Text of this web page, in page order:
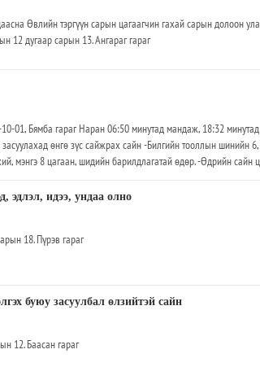
Өвлийн тэргүүн сарын цагаагчин гахай сарын долоон
12 дугаар сарын 13. Ангараг гараг
01, Бямба гараг Наран 06:50 минутад мандаж, 18:32
өнгө зүс сайжрах сайн -Билгийн тооллын шинийн
мэнгэ 8 цагаан, шидийн барилдлагатай өдөр. -Өдрийн сайн
сүлд гэр доторт орших болой. -Үс засуулахад өнгө зүс
муу цээрлэвэл зохилтой. -Хол газар явагсад урд зүгт мөрөө
аливаа үйлийг хийхэд эерэг сайн
эдлэл, идээ, ундаа олно
18. Пүрэв гараг
буюу засуулбал өлзийтэй сайн
12. Баасан гараг